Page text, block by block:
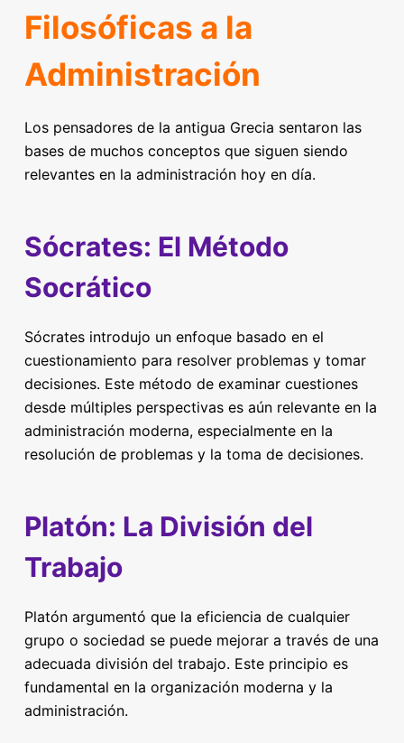
Filosóficas a la
Administración
Los pensadores de la antigua Grecia sentaron las
bases de muchos conceptos que siguen siendo
relevantes en la administración hoy en día.
Sócrates: El Método
Socrático
Sócrates introdujo un enfoque basado en el
cuestionamiento para resolver problemas y tomar
decisiones. Este método de examinar cuestiones
desde múltiples perspectivas es aún relevante en la
administración moderna, especialmente en la
resolución de problemas y la toma de decisiones.
Platón: La División del
Trabajo
Platón argumentó que la eficiencia de cualquier
grupo o sociedad se puede mejorar a través de una
adecuada división del trabajo. Este principio es
fundamental en la organización moderna y la
administración.